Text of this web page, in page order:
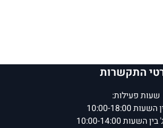
התקשרות
שעות פעילות:
10:00-18:00
10:00-14:00